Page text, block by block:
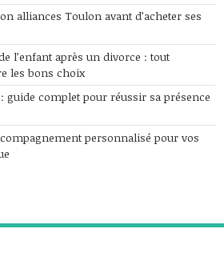
alliances Toulon avant d’acheter ses
l’enfant après un divorce : tout
les bons choix
guide complet pour réussir sa présence
personnalisé pour vos